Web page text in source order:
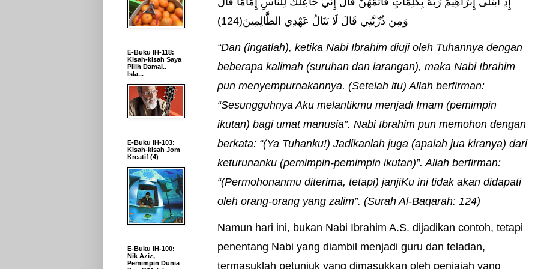
وَمِن ذُرِّيَّتِي قَالَ لَا يَنَالُ عَهْدِي الظَّالِمِينَ(124)
“Dan (ingatlah), ketika Nabi Ibrahim diuji oleh Tuhannya dengan
beberapa kalimah (suruhan dan larangan), maka Nabi Ibrahim
pun menyempurnakannya. (Setelah itu) Allah berfirman:
“Sesungguhnya Aku melantikmu menjadi Imam (pemimpin
ikutan) bagi umat manusia”. Nabi Ibrahim pun memohon dengan
berkata: “(Ya Tuhanku!) Jadikanlah juga (apalah jua kiranya) dari
keturunanku (pemimpin-pemimpin ikutan)”. Allah berfirman:
“(Permohonanmu diterima, tetapi) janjiKu ini tidak akan didapati
oleh orang-orang yang zalim”. (Surah Al-Baqarah: 124)
Namun hari ini, bukan Nabi Ibrahim A.S. dijadikan contoh, tetapi
penentang Nabi yang diambil menjadi guru dan teladan,
termasuklah petunjuk yang dimasukkan oleh penjajah yang
E-Buku IH-118:
Kisah-kisah Saya
Pilih Damai..
Isla...
E-Buku IH-103:
Kisah-kisah Jom
Kreatif (4)
E-Buku IH-100:
Nik Aziz,
Pemimpin Dunia